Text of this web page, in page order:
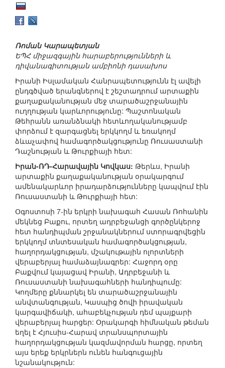
Ռոման Կարապետյան
ԵՊՀ միջազգային հարաբերությունների և
դիվանագիտության ամբիոնի դասախոս
Իրանի Իսլամական Հանրապետությունն էլ ավելի
ընդգծված երանգներով է շեշտադրում արտաքին
քաղաքականության մեջ տարածաշրջանային
ուղղության կարևորությունը: Պաշտոնական
Թեհրանն առանձնակի հետևողականությամբ
փորձում է զարգացնել երկկողմ և եռակողմ
ձևաչափով համագործակցությունը Ռուսաստանի
Դաշնության և Թուրքիայի հետ:
Իրան-ՌԴ-Հարավային Կովկաս: Թերևս, Իրանի
արտաքին քաղաքականության օրակարգում
ամենակարևոր իրադարձությունները կապվում էին
Ռուսաստանի և Թուրքիայի հետ:
Օգոստոսի 7-ին երկրի նախագահ Հասան Ռոհանին
մեկնեց Բաքու, որտեղ ադրբեջանցի գործընկերոջ
հետ հանդիպման շրջանակներում ստորագրվեցին
երկկողմ տնտեսական համագործակցության,
հաղորդակցության, մշակութային ոլորտների
վերաբերյալ համաձայնագրեր: Հաջորդ օրը
Բաքվում կայացավ Իրանի, Ադրբեջանի և
Ռուսաստանի նախագահների հանդիպումը:
Կողմերը քննարկել են տարածաշրջանային
անվտանգության, Կասպից ծովի իրավական
կարգավիճակի, ահաբեկչության դեմ պայքարի
վերաբերյալ հարցեր: Օրակարգի հիմնական թեման
եղել է Հյուսիս-Հարավ տրանսպորտային
հաղորդակցության կազմավորման հարցը, որտեղ
այս երեք երկրներն ունեն հանգուցային
նշանակություն: